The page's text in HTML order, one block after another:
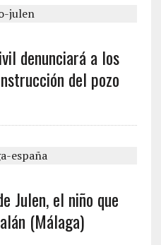
denunciará a los
del pozo
Julen, el niño que
(Málaga)